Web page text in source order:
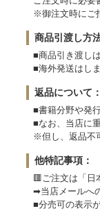
※御注文時にご
商品引渡し方
■商品引き渡し
■海外発送はし
返品について：
■書籍分野や発
■なお、当店に
※但し、返品不
他特記事項：
🟥ご注文は「日
➡当店メールへ
■分売可の表示